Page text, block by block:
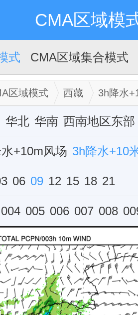
CMA区域模
式 CMA区域集合模式
区域模式 西藏 3h降水
华北 华南 西南地区东部
西藏 新疆 华东 单站
+10m风场 3h降水+10
+10米风场 12h降水+10
合反射率
06 09 12 15 18 21
004 005 006 007 008
015 016 017 018 019
026 027 028 029 030